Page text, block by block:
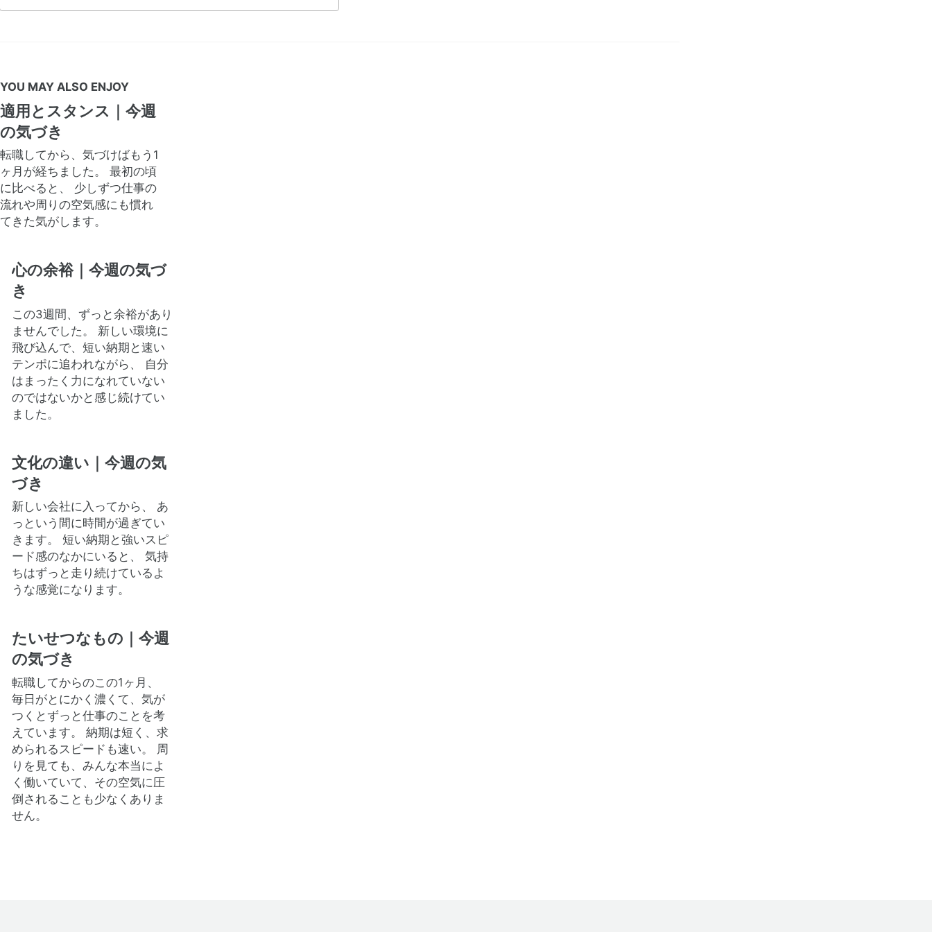
YOU MAY ALSO ENJOY
適用とスタンス｜今週
の気づき
転職してから、気づけばもう1
ヶ月が経ちました。 最初の頃
に比べると、 少しずつ仕事の
流れや周りの空気感にも慣れ
てきた気がします。
心の余裕｜今週の気づ
き
この3週間、ずっと余裕があり
ませんでした。 新しい環境に
飛び込んで、短い納期と速い
テンポに追われながら、 自分
はまったく力になれていない
のではないかと感じ続けてい
ました。
文化の違い｜今週の気
づき
新しい会社に入ってから、 あ
っという間に時間が過ぎてい
きます。 短い納期と強いスピ
ード感のなかにいると、 気持
ちはずっと走り続けているよ
うな感覚になります。
たいせつなもの｜今週
の気づき
転職してからのこの1ヶ月、
毎日がとにかく濃くて、気が
つくとずっと仕事のことを考
えています。 納期は短く、求
められるスピードも速い。 周
りを見ても、みんな本当によ
く働いていて、その空気に圧
倒されることも少なくありま
せん。